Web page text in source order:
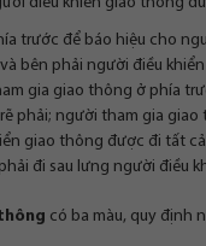
trước để báo hiệu cho
bên phải người điều
gia giao thông ở phía
phải; người tham gia giao
giao thông được đi tất
đi sau lưng người điều
có ba màu, quy định